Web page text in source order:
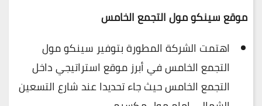
موقع سينكو مول التجمع الخامس
اهتمت الشركة المطورة بتوفير سينكو مول
التجمع الخامس في أبرز موقع استراتيجي داخل
التجمع الخامس حيث جاء تحديدا عند شارع التسعين